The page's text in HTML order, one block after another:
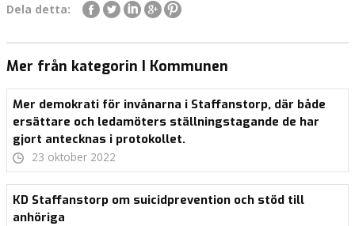
Dela detta:
Mer från kategorin I Kommunen
Mer demokrati för invånarna i Staffanstorp, där både
ersättare och ledamöters ställningstagande de har
gjort antecknas i protokollet.
23 oktober 2022
KD Staffanstorp om suicidprevention och stöd till
anhöriga